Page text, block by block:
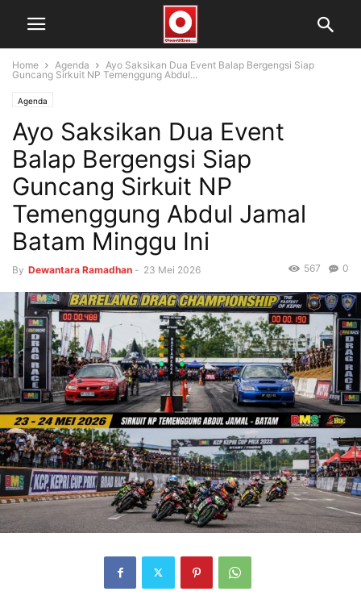
Home Agenda
Ayo Saksikan Dua Event Balap Bergengsi Siap
Guncang Sirkuit NP Temenggung Abdul...
Agenda
Ayo Saksikan Dua Event
Balap Bergengsi Siap
Guncang Sirkuit NP
Temenggung Abdul Jamal
Batam Minggu Ini
By Dewantara Ramadhan - 23 Mei 2026 0
567